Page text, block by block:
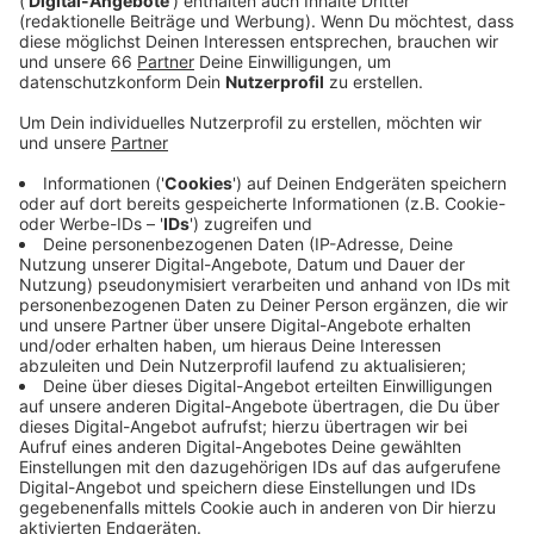
Anzeige
In den zwei Stunden sprechen sie ausführlich über ihr
aktuelles Stück
zum 20. April 2025 im
Theater an der Kö
zu sehen ist
und über vieles mehr.
Zudem gibtYael Hahneinen Einblick über Privates mit
Blick in die Vergangenheit, Gegenwart und Zukunft.
Anzeige
Hier gibt’s den Talk zum Nachhören
Anzeige